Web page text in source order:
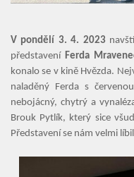
Aktuality
Kontakty
V pondělí 3. 4. 2023
představení Ferda
konalo se v kině Hvězda.
naladěný Ferda s
nebojácný, chytrý a
Brouk Pytlík, který sice
Představení se nám velmi